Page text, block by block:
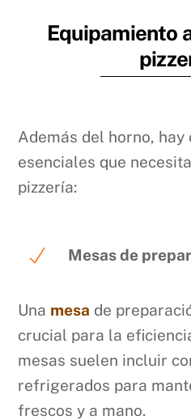
Equipamiento
Además del horno, hay
esenciales que
pizzería:
Mesas de
Una mesa de
crucial para la
mesas suelen incluir
refrigerados para
frescos y a mano.